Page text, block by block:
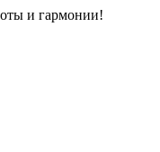
и гармонии!